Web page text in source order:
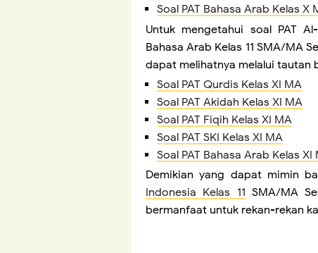
Soal PAT Bahasa Arab Kelas X
Untuk mengetahui soal PAT
Bahasa Arab Kelas 11 SMA/MA
dapat melihatnya melalui tautan
Soal PAT Qurdis Kelas XI MA
Soal PAT Akidah Kelas XI MA
Soal PAT Fiqih Kelas XI MA
Soal PAT SKI Kelas XI MA
Soal PAT Bahasa Arab Kelas XI
Demikian yang dapat mimin
Indonesia Kelas 11 SMA/MA
bermanfaat untuk rekan-rekan